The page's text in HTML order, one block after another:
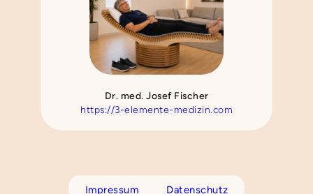
Dr. med. Josef Fischer
https://3-elemente-medizin.com
Impressum Datenschutz